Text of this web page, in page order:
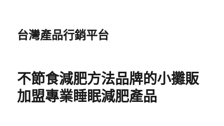
台灣產品行銷平台
不節食減肥方法品牌的小攤販
加盟專業睡眠減肥產品